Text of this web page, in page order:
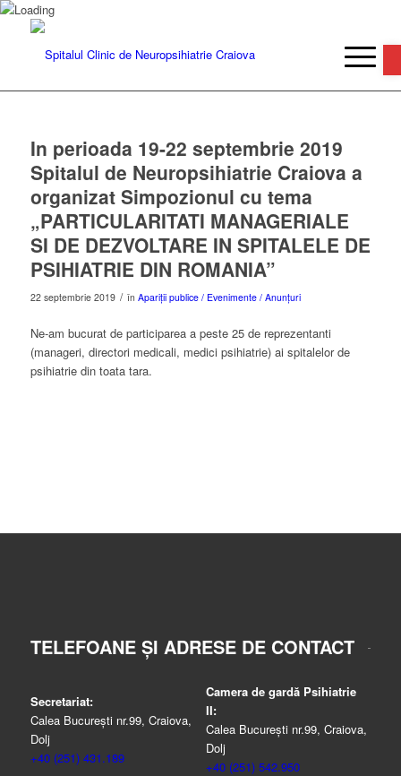
In perioada 19-22 septembrie 2019
Spitalul de Neuropsihiatrie Craiova a
organizat Simpozionul cu tema
„PARTICULARITATI MANAGERIALE
SI DE DEZVOLTARE IN SPITALELE DE
PSIHIATRIE DIN ROMANIA”
22 septembrie 2019 / în Apariții publice / Evenimente / Anunțuri
Ne-am bucurat de participarea a peste 25 de reprezentanti
(manageri, directori medicali, medici psihiatrie) ai spitalelor de
psihiatrie din toata tara.
TELEFOANE ȘI ADRESE DE CONTACT
Secretariat:
Calea București nr.99, Craiova,
Dolj
+40 (251) 431.189
Camera de gardă Psihiatrie
II:
Calea București nr.99, Craiova,
Dolj
+40 (251) 542.950